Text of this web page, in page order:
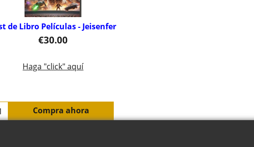
de Libro Películas - Jeisenfer
€30.00
Haga "click" aquí
Compra ahora